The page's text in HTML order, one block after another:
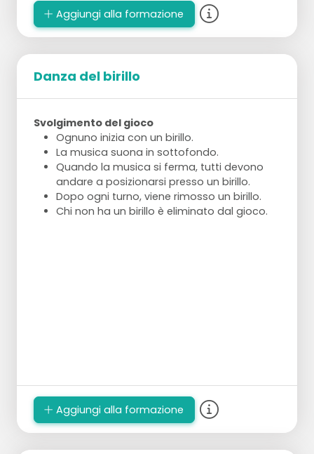
Aggiungi alla formazione
Danza del birillo
Svolgimento del gioco
Ognuno inizia con un birillo.
La musica suona in sottofondo.
Quando la musica si ferma, tutti devono
andare a posizionarsi presso un birillo.
Dopo ogni turno, viene rimosso un birillo.
Chi non ha un birillo è eliminato dal gioco.
Aggiungi alla formazione